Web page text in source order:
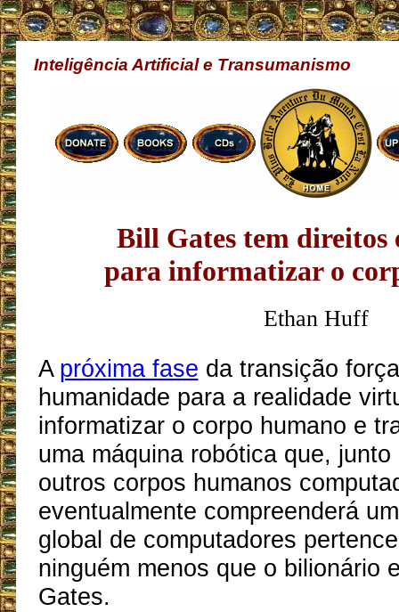
Inteligência Artificial e Transumanismo
Bill Gates tem direitos
para informatizar o
Ethan Huff
A próxima fase da transição
humanidade para a realidade
informatizar o corpo humano e
uma máquina robótica que,
outros corpos humanos
eventualmente compreenderá
global de computadores
ninguém menos que o bilionário
Gates.